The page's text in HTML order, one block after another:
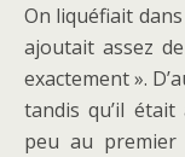
On liquéfiait
ajoutait assez
exactement ».
tandis qu’il était
peu au